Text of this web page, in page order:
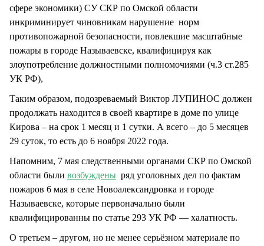
сфере экономики) СУ СКР по Омской области
инкриминирует чиновникам нарушение норм
противопожарной безопасности, повлекшие масштабные
пожары в городе Называевске, квалифицируя как
злоупотребление должностными полномочиями (ч.3 ст.285
УК РФ),
Таким образом, подозреваемый Виктор ЛУПИНОС должен
продолжать находится в своей квартире в доме по улице
Кирова – на срок 1 месяц и 1 сутки. А всего – до 5 месяцев
29 суток, то есть до 6 ноября 2022 года.
Напомним, 7 мая следственными органами СКР по Омской
области были возбуждены ряд уголовных дел по фактам
пожаров 6 мая в селе Новоалександровка и городе
Называевске, которые первоначально были
квалифицированны по статье 293 УК РФ — халатность.
О третьем – другом, но не менее серьёзном материале по